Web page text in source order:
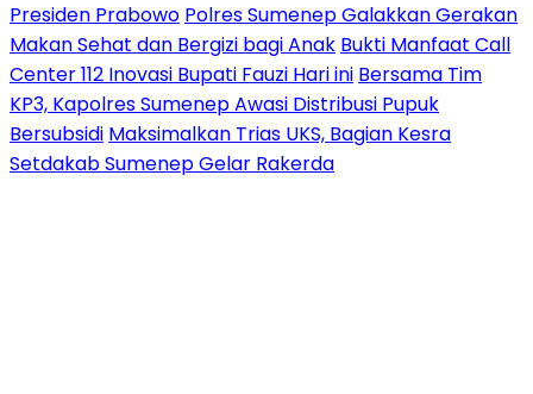
Presiden Prabowo Polres Sumenep Galakkan Gerakan
Makan Sehat dan Bergizi bagi Anak Bukti Manfaat Call
Center 112 Inovasi Bupati Fauzi Hari ini Bersama Tim
KP3, Kapolres Sumenep Awasi Distribusi Pupuk
Bersubsidi Maksimalkan Trias UKS, Bagian Kesra
Setdakab Sumenep Gelar Rakerda